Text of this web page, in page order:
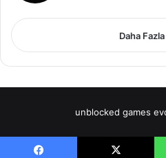
Daha
unblocked games